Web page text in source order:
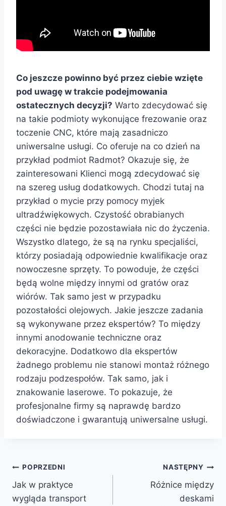
Co jeszcze powinno być przez ciebie wzięte
pod uwagę w trakcie podejmowania
ostatecznych decyzji? Warto zdecydować się
na takie podmioty wykonujące frezowanie oraz
toczenie CNC, które mają zasadniczo
uniwersalne usługi. Co oferuje na co dzień na
przykład podmiot Radmot? Okazuje się, że
zainteresowani Klienci mogą zdecydować się
na szereg usług dodatkowych. Chodzi tutaj na
przykład o mycie przy pomocy myjek
ultradźwiękowych. Czystość obrabianych
części nie będzie pozostawiała nic do życzenia.
Wszystko dlatego, że są na rynku specjaliści,
którzy posiadają odpowiednie kwalifikacje oraz
nowoczesne sprzęty. To powoduje, że części
będą wolne między innymi od gratów oraz
wiórów. Tak samo jest w przypadku
pozostałości olejowych. Jakie jeszcze zadania
są wykonywane przez ekspertów? To między
innymi anodowanie techniczne oraz
dekoracyjne. Dodatkowo dla ekspertów
żadnego problemu nie stanowi montaż różnego
rodzaju podzespołów. Tak samo, jak i
znakowanie laserowe. To pokazuje, że
profesjonalne firmy są naprawdę bardzo
doświadczone i gwarantują uniwersalne usługi.
Nawigacja
wpisu
POPRZEDNI
Jak w praktyce
wygląda transport
NASTĘPNY
Różnice między
deskami